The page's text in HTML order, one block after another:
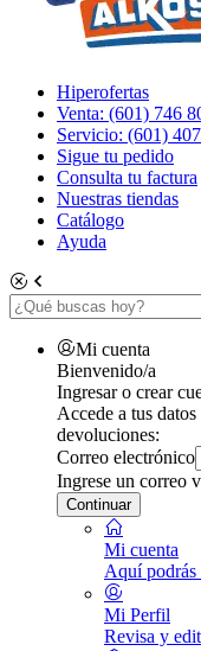
Hiperofertas
Venta: (601) 746
Servicio: (601)
Sigue tu pedido
Consulta tu factura
Nuestras tiendas
Catálogo
Ayuda
Mi cuenta
Bienvenido/a
Ingresar o crear
Accede a tus
devoluciones:
Correo electrónico
Ingrese un correo
Continuar
Mi cuenta
Aquí podrás
Mi Perfil
Revisa y